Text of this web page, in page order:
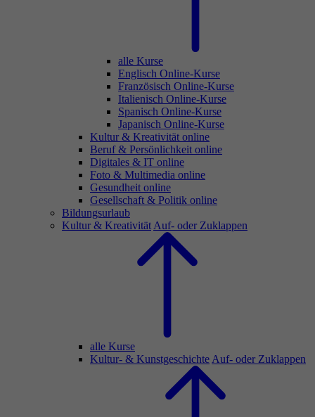
alle Kurse
Englisch Online-Kurse
Französisch Online-Kurse
Italienisch Online-Kurse
Spanisch Online-Kurse
Japanisch Online-Kurse
Kultur & Kreativität online
Beruf & Persönlichkeit online
Digitales & IT online
Foto & Multimedia online
Gesundheit online
Gesellschaft & Politik online
Bildungsurlaub
Kultur & Kreativität Auf- oder Zuklappen
alle Kurse
Kultur- & Kunstgeschichte Auf- oder Zuklappen